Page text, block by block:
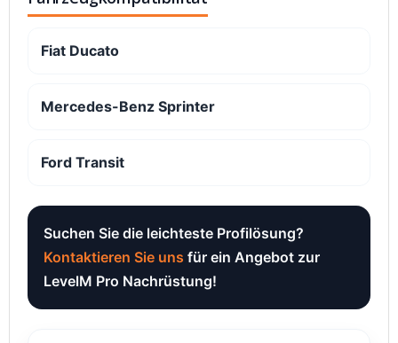
Fiat Ducato
Mercedes-Benz Sprinter
Ford Transit
Suchen Sie die leichteste Profilösung?
Kontaktieren Sie uns für ein Angebot zur
LevelM Pro Nachrüstung!